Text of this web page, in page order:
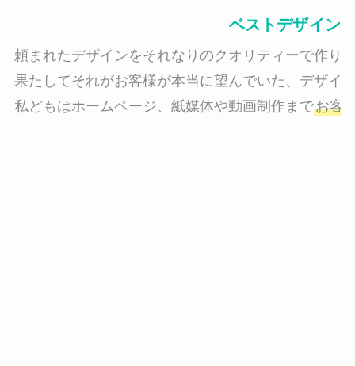
ベストデザイン
頼まれたデザインをそれなりのクオリティーで作り
果たしてそれがお客様が本当に望んでいた、デザイ
私どもはホームページ、紙媒体や動画制作までお客